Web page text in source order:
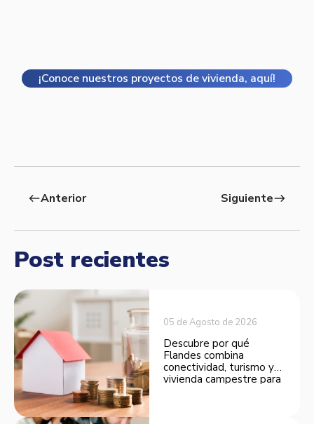
¡Conoce nuestros proyectos de vivienda, aquí!
westAnterior Siguienteeast
Post recientes
05 de Agosto de 2026
Descubre por qué
Flandes combina
conectividad, turismo y
vivienda campestre para